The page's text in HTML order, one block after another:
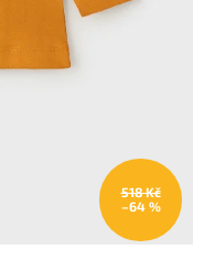
518 Kč
–64 %